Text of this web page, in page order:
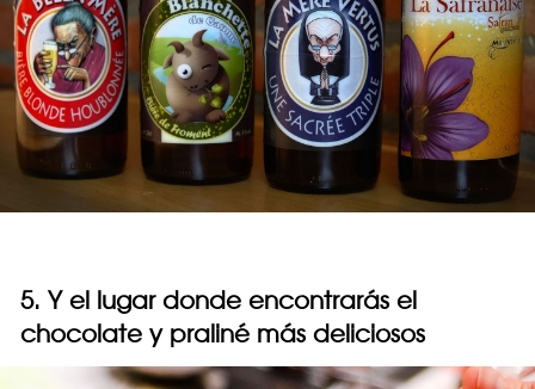
5. Y el lugar donde encontrarás el
chocolate y praliné más deliciosos